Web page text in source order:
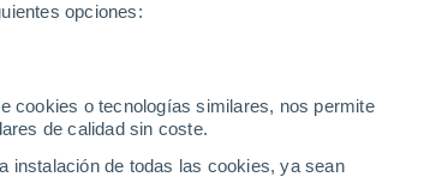
opciones:
cookies o tecnologías similares, nos permite
de calidad sin coste.
instalación de todas las cookies, ya sean
30)